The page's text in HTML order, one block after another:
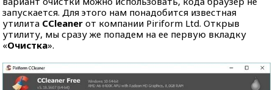
запускается. Для этого нам понадобится известная
утилита CCleaner от компании Piriform Ltd. Открыв
утилиту, мы сразу же попадем на ее первую вкладку
«Очистка».